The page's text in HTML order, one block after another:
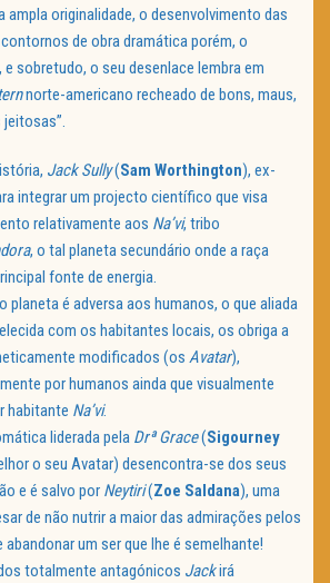
ampla originalidade, o desenvolvimento das
de obra dramática porém, o
sobretudo, o seu desenlace lembra em
norte-americano recheado de bons, maus,
jeitosas”.
Jack Sully(Sam Worthington), ex-
integrar um projecto científico que visa
relativamente aos Na’vi, tribo
, o tal planeta secundário onde a raça
fonte de energia.
planeta é adversa aos humanos, o que aliada
com os habitantes locais, os obriga a
modificados (os Avatar),
por humanos ainda que visualmente
habitante Na’vi.
liderada pela Drª Grace(Sigourney
o seu Avatar) desencontra-se dos seus
e é salvo por Neytiri(Zoe Saldana), uma
de não nutrir a maior das admirações pelos
um ser que lhe é semelhante!
totalmente antagónicos Jackirá